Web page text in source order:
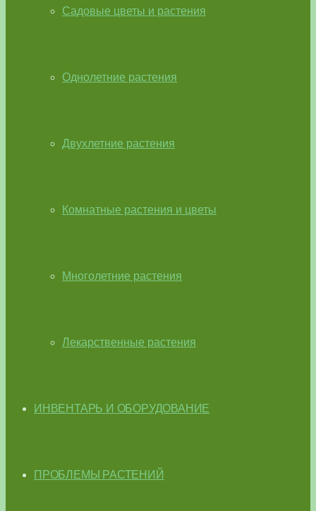
Садовые цветы и растения
Однолетние растения
Двухлетние растения
Комнатные растения и цветы
Многолетние растения
Лекарственные растения
ИНВЕНТАРЬ И ОБОРУДОВАНИЕ
ПРОБЛЕМЫ РАСТЕНИЙ